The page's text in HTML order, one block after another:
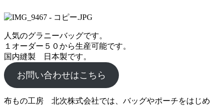
人気のグラニーバッグです。
１オーダー５０から生産可能です。
国内縫製 日本製です。
お問い合わせはこちら
布もの工房 北次株式会社では、バッグやポーチをはじめ